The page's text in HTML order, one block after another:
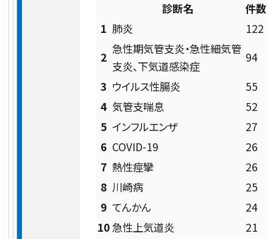
産婦人科（婦人科）
外科・肝胆膵外科・消化管外科
呼吸器外科
乳腺センター
総合整形外科
救急医療
がん医療
チーム医療
認定・指定
臨床研究・治験
診断名
件数
1 肺炎
122
2
急性期気管支炎・急性細気管
支炎、下気道感染症
94
3 ウイルス性腸炎
55
4 気管支喘息
52
5 インフルエンザ
27
6 COVID-19
26
7 熱性痙攣
26
8 川崎病
25
9 てんかん
24
10急性上気道炎
21